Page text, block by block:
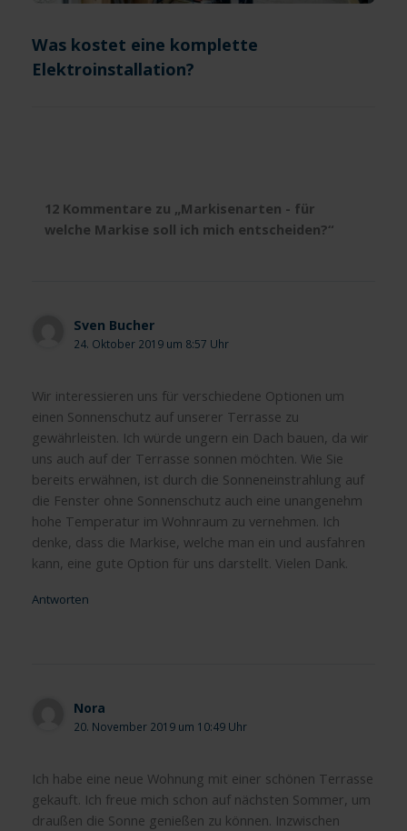
Was kostet eine komplette
Elektroinstallation?
12 Kommentare zu „Markisenarten - für
welche Markise soll ich mich entscheiden?“
Sven Bucher
24. Oktober 2019 um 8:57 Uhr
Wir interessieren uns für verschiedene Optionen um
einen Sonnenschutz auf unserer Terrasse zu
gewährleisten. Ich würde ungern ein Dach bauen, da wir
uns auch auf der Terrasse sonnen möchten. Wie Sie
bereits erwähnen, ist durch die Sonneneinstrahlung auf
die Fenster ohne Sonnenschutz auch eine unangenehm
hohe Temperatur im Wohnraum zu vernehmen. Ich
denke, dass die Markise, welche man ein und ausfahren
kann, eine gute Option für uns darstellt. Vielen Dank.
Antworten
Nora
20. November 2019 um 10:49 Uhr
Ich habe eine neue Wohnung mit einer schönen Terrasse
gekauft. Ich freue mich schon auf nächsten Sommer, um
draußen die Sonne genießen zu können. Inzwischen